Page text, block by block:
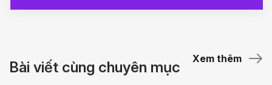
Bài viết cùng chuyên mục
Xem thêm